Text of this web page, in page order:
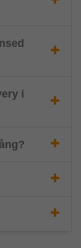
i